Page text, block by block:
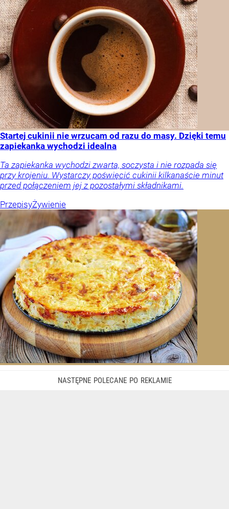
Startej cukinii nie wrzucam od razu do masy. Dzięki temu
zapiekanka wychodzi idealna
Ta zapiekanka wychodzi zwarta, soczysta i nie rozpada się
przy krojeniu. Wystarczy poświęcić cukinii kilkanaście minut
przed połączeniem jej z pozostałymi składnikami.
PrzepisyŻywienie